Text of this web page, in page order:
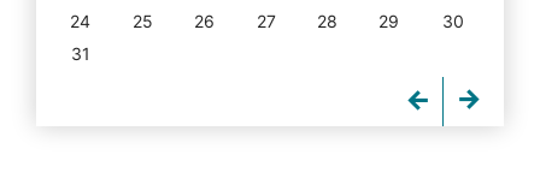
24
25 26 27 28 29
30
31